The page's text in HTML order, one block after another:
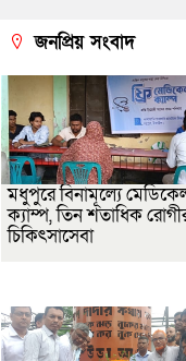
জনপ্রিয় সংবাদ
মধুপুরে বিনামূল্যে
ক্যাম্প, তিন শতাধিক
চিকিৎসাসেবা